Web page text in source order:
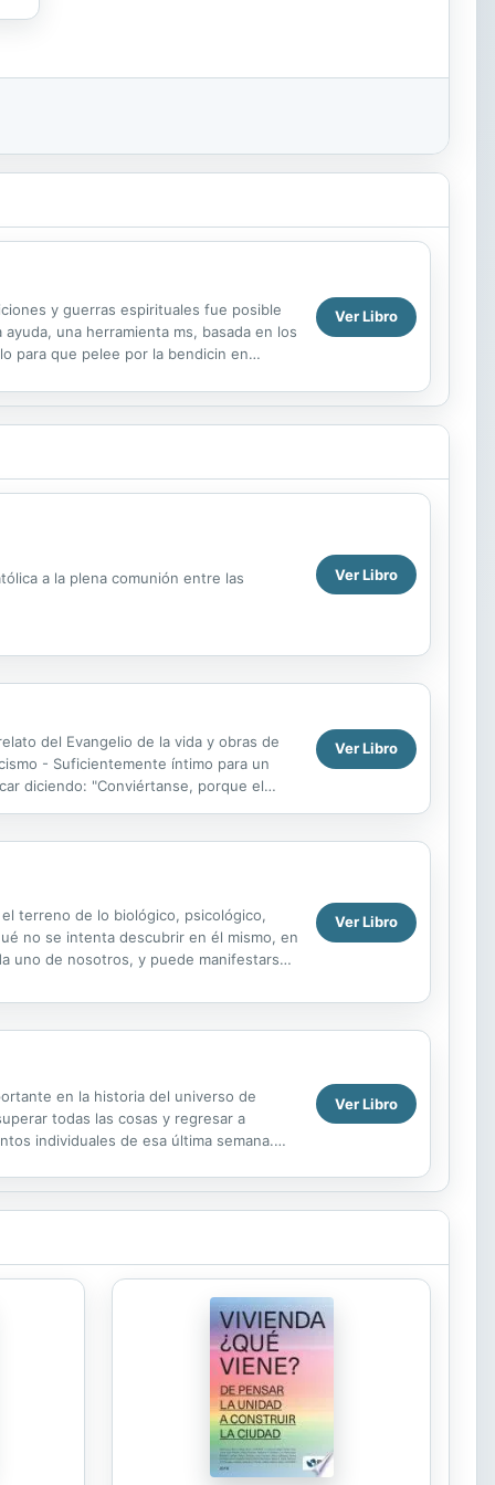
y guerras espirituales fue posible
una herramienta ms, basada en los
para que pelee por la bendicin en
Ver Libro
a la plena comunión entre las Ver Libro
del Evangelio de la vida y obras de
- Suficientemente íntimo para un
diciendo: "Conviértanse, porque el
Ver Libro
terreno de lo biológico, psicológico,
no se intenta descubrir en él mismo, en
uno de nosotros, y puede manifestarse
Ver Libro
en la historia del universo de
todas las cosas y regresar a
individuales de esa última semana.
Ver Libro